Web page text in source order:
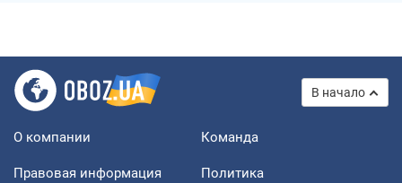
В начало
О компании Команда
Правовая информация
Политика